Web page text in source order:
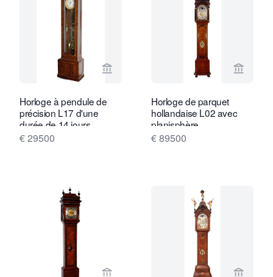
Voir la page vendeur de Van Brug
Horloge à pendule de
précision L17 d'une
durée de 14 jours,
signée "Le Paute à
€ 29500
Voir la
Horloge de parquet
hollandaise L02 avec
planisphère.
€ 89500